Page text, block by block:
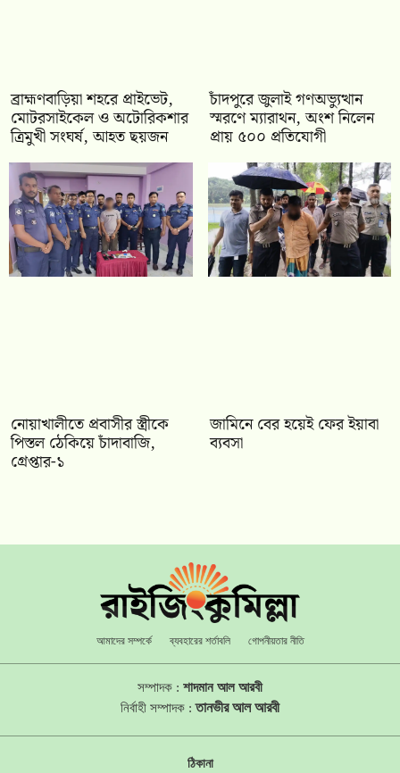
ব্রাহ্মণবাড়িয়া শহরে প্রাইভেট,
মোটরসাইকেল ও অটোরিকশার
ত্রিমুখী সংঘর্ষ, আহত ছয়জন
চাঁদপুরে জুলাই গণঅভ্যুত্থান
স্মরণে ম্যারাথন, অংশ নিলেন
প্রায় ৫০০ প্রতিযোগী
নোয়াখালীতে প্রবাসীর স্ত্রীকে
পিস্তল ঠেকিয়ে চাঁদাবাজি,
গ্রেপ্তার-১
জামিনে বের হয়েই ফের ইয়াবা
ব্যবসা
আমাদের সম্পর্কে ব্যবহারের শর্তাবলি গোপনীয়তার নীতি
সম্পাদক : শাদমান আল আরবী
নির্বাহী সম্পাদক :তানভীর আল আরবী
ঠিকানা